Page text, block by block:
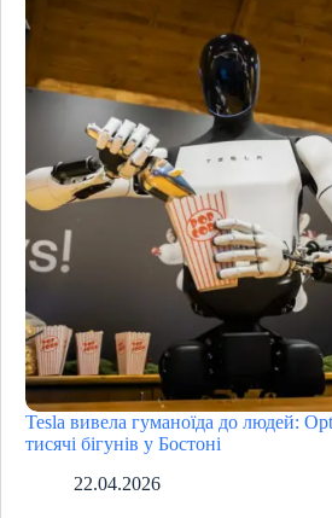
Tesla вивела гуманоїда до людей:
тисячі бігунів у Бостоні
22.04.2026